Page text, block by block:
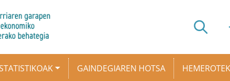
GAINDEGIAREN HOTSA